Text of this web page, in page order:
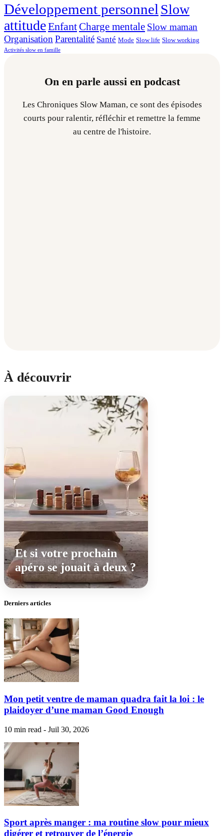
Développement personnel Slow
attitudeEnfantCharge mentale Slow maman
Organisation Parentalité Santé Mode Slow life Slow working
Activités slow en famille
On en parle aussi en podcast
Les Chroniques Slow Maman, ce sont des épisodes
courts pour ralentir, réfléchir et remettre la femme
au centre de l'histoire.
À découvrir
Et si votre prochain
apéro se jouait à deux ?
Derniers articles
Mon petit ventre de maman quadra fait la loi : le
plaidoyer d’une maman Good Enough
10 min read - Juil 30, 2026
Sport après manger : ma routine slow pour mieux
digérer et retrouver de l’énergie